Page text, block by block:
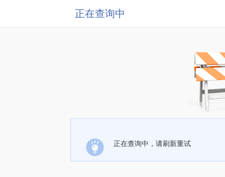
正在查询中
正在查询中，请刷新重试